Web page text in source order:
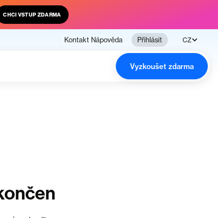
CHCI VSTUP ZDARMA
Kontakt Nápověda Přihlásit CZ
Vyzkoušet zdarma